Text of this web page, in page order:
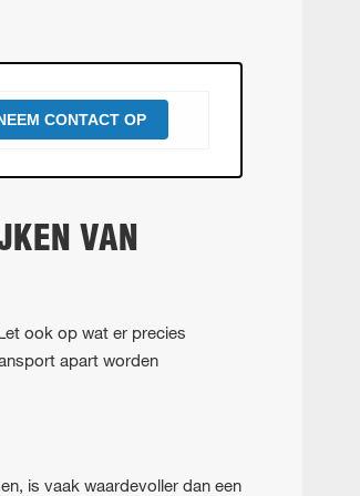
CONTACT OP
VAN
ook op wat er precies
apart worden
is vaak waardevoller dan een